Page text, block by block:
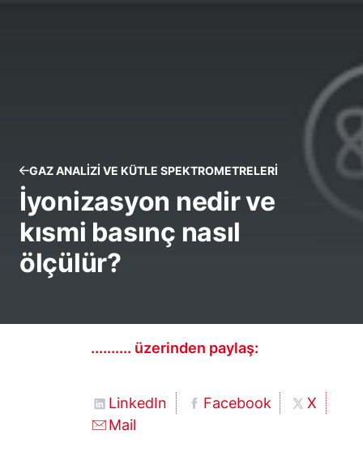
GAZ ANALIZI VE KÜTLE SPEKTROMETRELERI
İyonizasyon nedir ve
kısmi basınç nasıl
ölçülür?
.......... üzerinden paylaş:
LinkedIn Facebook
X
Mail